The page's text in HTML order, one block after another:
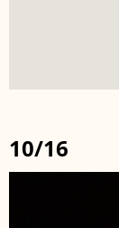
10/16